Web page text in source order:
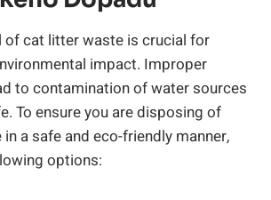
of cat litter waste is crucial for
impact. Improper
to contamination of water sources
To ensure you are disposing of
in a safe and eco-friendly manner,
options: